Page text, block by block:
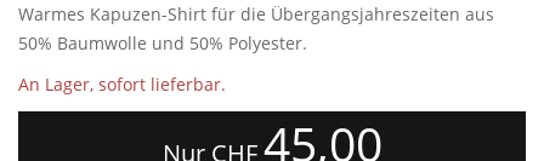
Warmes Kapuzen-Shirt für die Übergangsjahreszeiten aus
50% Baumwolle und 50% Polyester.
An Lager, sofort lieferbar.
Nur CHF45,00